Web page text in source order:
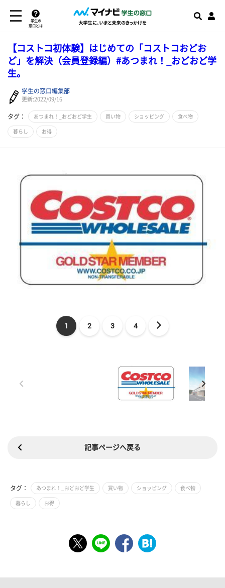
学生の
窓口とは
【コストコ初体験】はじめての「コストコおどお
ど」を解決（会員登録編）#あつまれ！_おどおど学
生。
学生の窓口編集部
更新:2022/09/16
タグ： あつまれ！_おどおど学生 買い物 ショッピング 食べ物
暮らし お得
1 2 3 4
記事ページへ戻る
タグ： あつまれ！_おどおど学生 買い物 ショッピング 食べ物
暮らし お得